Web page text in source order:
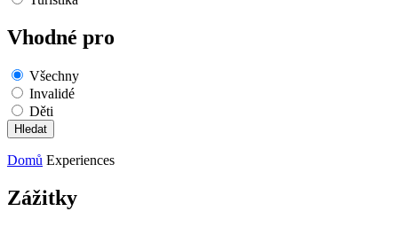
Vhodné pro
Všechny
Invalidé
Děti
Domů Experiences
Zážitky